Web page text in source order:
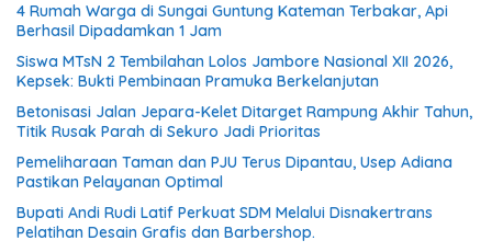
4 Rumah Warga di Sungai Guntung Kateman Terbakar, Api
Berhasil Dipadamkan 1 Jam
Siswa MTsN 2 Tembilahan Lolos Jambore Nasional XII 2026,
Kepsek: Bukti Pembinaan Pramuka Berkelanjutan
Betonisasi Jalan Jepara-Kelet Ditarget Rampung Akhir Tahun,
Titik Rusak Parah di Sekuro Jadi Prioritas
Pemeliharaan Taman dan PJU Terus Dipantau, Usep Adiana
Pastikan Pelayanan Optimal
Bupati Andi Rudi Latif Perkuat SDM Melalui Disnakertrans
Pelatihan Desain Grafis dan Barbershop.